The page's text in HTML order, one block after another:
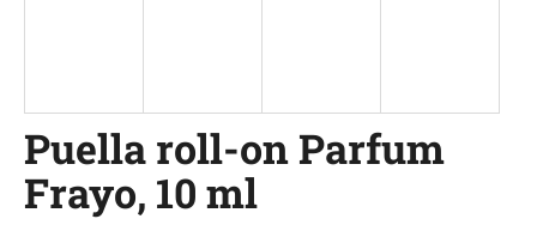
Puella roll-on Parfum
Frayo, 10 ml
W